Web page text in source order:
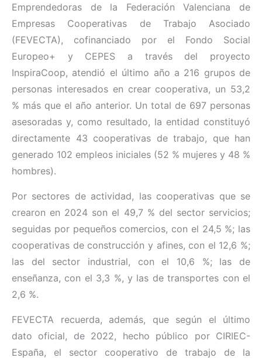
Emprendedoras de la Federación Valenciana de
Empresas Cooperativas de Trabajo Asociado
(FEVECTA), cofinanciado por el Fondo Social
Europeo+ y CEPES a través del proyecto
InspiraCoop, atendió el último año a 216 grupos de
personas interesados en crear cooperativa, un 53,2
% más que el año anterior. Un total de 697 personas
asesoradas y, como resultado, la entidad constituyó
directamente 43 cooperativas de trabajo, que han
generado 102 empleos iniciales (52 % mujeres y 48 %
hombres).
Por sectores de actividad, las cooperativas que se
crearon en 2024 son el 49,7 % del sector servicios;
seguidas por pequeños comercios, con el 24,5 %; las
cooperativas de construcción y afines, con el 12,6 %;
las del sector industrial, con el 10,6 %; las de
enseñanza, con el 3,3 %, y las de transportes con el
2,6 %.
FEVECTA recuerda, además, que según el último
dato oficial, de 2022, hecho público por CIRIEC-
España, el sector cooperativo de trabajo de la